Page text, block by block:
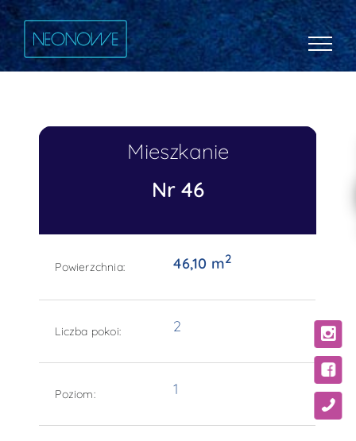
Mieszkanie
Nr 46
Powierzchnia: 46,10 m2
Liczba pokoi: 2
Poziom: 1